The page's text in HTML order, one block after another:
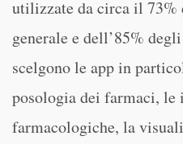
utilizzate da circa il
generale e dell’85%
scelgono le app in
posologia dei farmaci, le
farmacologiche, la